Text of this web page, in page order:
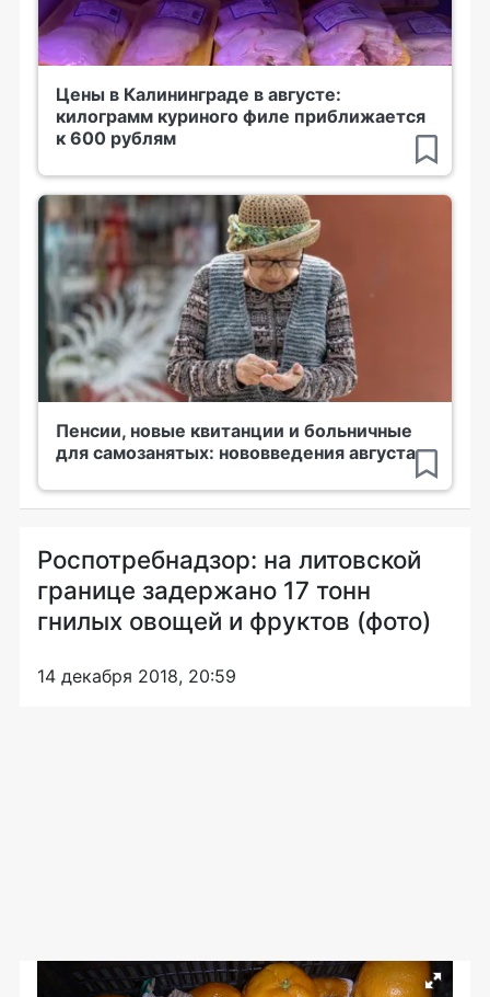
Цены в Калининграде в августе:
килограмм куриного филе приближается
к 600 рублям
Пенсии, новые квитанции и больничные
для самозанятых: нововведения августа
Роспотребнадзор: на литовской
границе задержано 17 тонн
гнилых овощей и фруктов (фото)
14 декабря 2018, 20:59